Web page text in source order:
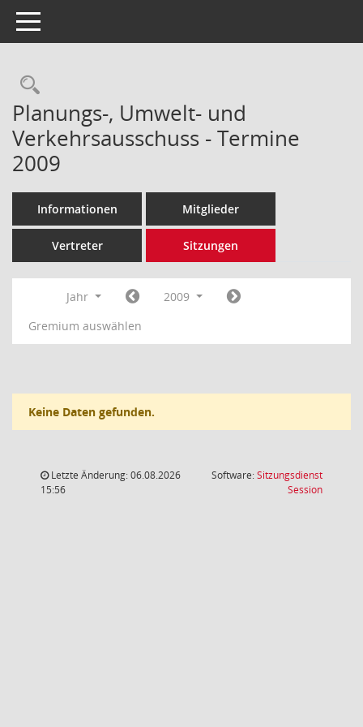
Toggle navigation
Rechercheauswahl
Planungs-, Umwelt- und
Verkehrsausschuss - Termine
2009
Informationen Mitglieder
Vertreter Sitzungen
Jahr
2009
Gremium auswählen
Keine Daten gefunden.
Letzte Änderung: 06.08.2026
15:56
Software:Sitzungsdienst
Session(Wird in